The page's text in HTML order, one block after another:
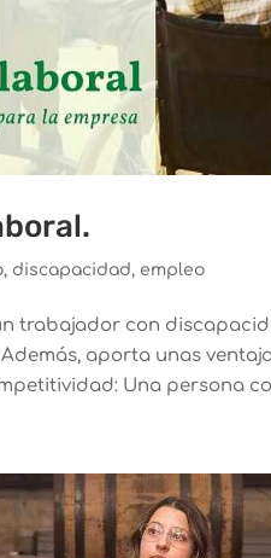
, discapacidad, empleo
trabajador con
aporta unas
Una persona